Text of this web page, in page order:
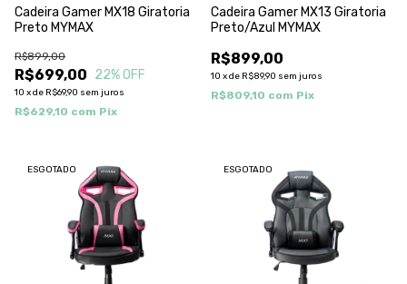
Cadeira Gamer MX18 Giratoria
Preto MYMAX
R$699,00
R$899,00
22% OFF
10 xde R$69,90 sem juros
R$629,10 com Pix
Cadeira Gamer MX13 Giratoria
Preto/Azul MYMAX
R$899,00
10 xde R$89,90 sem juros
R$809,10 com Pix
ESGOTADO ESGOTADO